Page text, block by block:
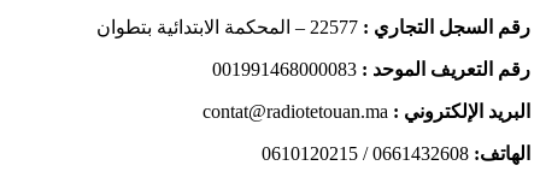
رقم السجل التجاري : 22577 – المحكمة الابتدائية بتطوان
رقم التعريف الموحد : 001991468000083
البريد الإلكتروني : contat@radiotetouan.ma
الهاتف: 0661432608 / 0610120215